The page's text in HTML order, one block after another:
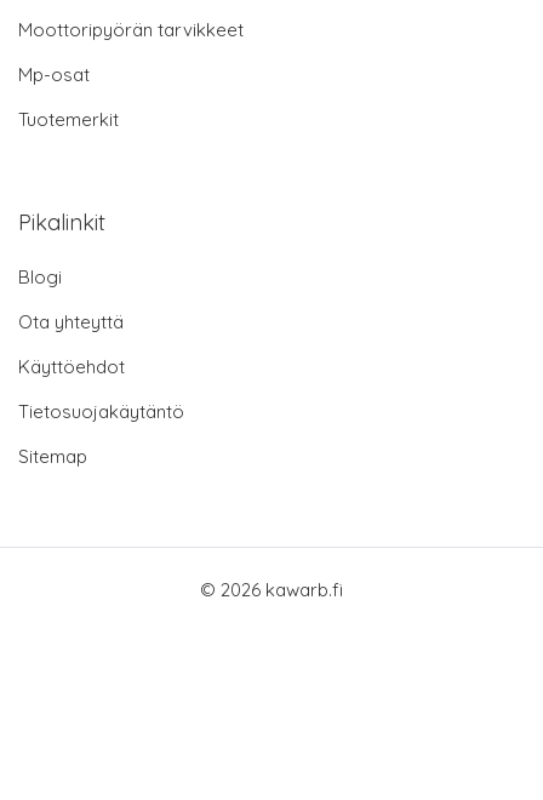
Moottoripyörän tarvikkeet
Mp-osat
Tuotemerkit
Pikalinkit
Blogi
Ota yhteyttä
Käyttöehdot
Tietosuojakäytäntö
Sitemap
© 2026 kawarb.fi